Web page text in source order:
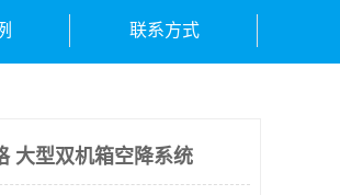
联系方式
大型双机箱空降系统